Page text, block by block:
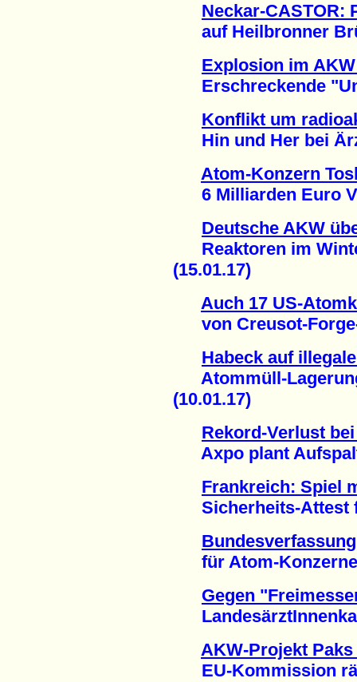
Neckar-CASTOR:
auf Heilbronner
Explosion im
Erschreckende
Konflikt um
Hin und Her bei
Atom-Konzern
6 Milliarden Euro
Deutsche AKW
Reaktoren im
(15.01.17)
Auch 17 US-
von Creusot-Forge-
Habeck auf
Atommüll-
(10.01.17)
Rekord-Verlust
Axpo plant
Frankreich: Spiel
Sicherheits-Attest
für Atom-Konzerne
Gegen
AKW-Projekt Paks
EU-Kommission